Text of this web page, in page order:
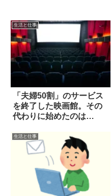
生活と仕事
「夫婦50割」のサービス
を終了した映画館。その
代わりに始めたのは…
生活と仕事